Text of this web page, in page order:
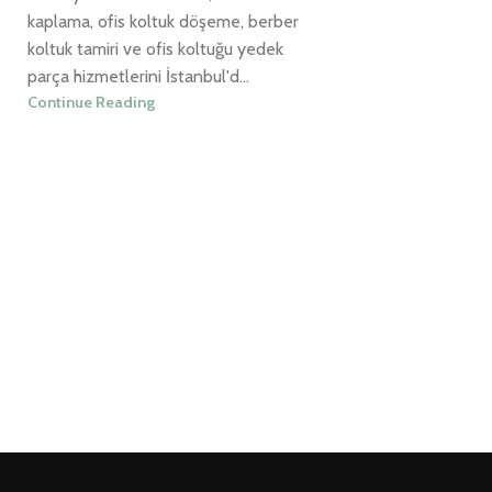
kaplama, ofis koltuk döşeme, berber
koltuk tamiri ve ofis koltuğu yedek
parça hizmetlerini İstanbul'd...
Continue Reading